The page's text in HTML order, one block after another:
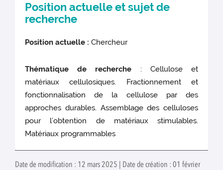
Position actuelle et sujet de
recherche
Position actuelle :Chercheur
Thématique de recherche : Cellulose et
matériaux cellulosiques. Fractionnement et
fonctionnalisation de la cellulose par des
approches durables. Assemblage des celluloses
pour l’obtention de matériaux stimulables.
Matériaux programmables
Date de modification : 12 mars 2025 | Date de création : 01 février